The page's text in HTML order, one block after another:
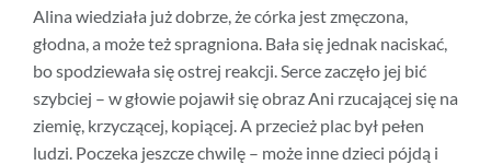
Alina wiedziała już dobrze, że córka jest zmęczona,
głodna, a może też spragniona. Bała się jednak naciskać,
bo spodziewała się ostrej reakcji. Serce zaczęło jej bić
szybciej – w głowie pojawił się obraz Ani rzucającej się na
ziemię, krzyczącej, kopiącej. A przecież plac był pełen
ludzi. Poczeka jeszcze chwilę – może inne dzieci pójdą i